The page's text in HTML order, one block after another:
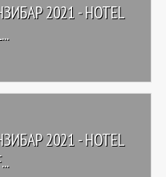
2021 - HOTEL
2021 - HOTEL